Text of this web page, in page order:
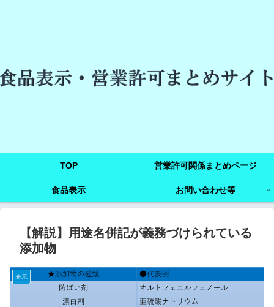
TOP 営業許可関係まとめページ
食品表示 お問い合わせ等
【解説】用途名併記が義務づけられている
添加物
表示